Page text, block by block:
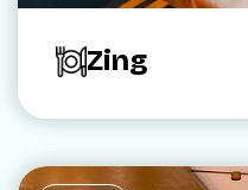
Zing